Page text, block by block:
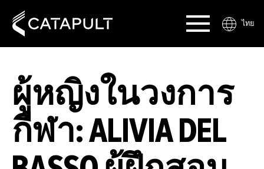
ไทย
ผู้หญิงในวงการ
กีฬา: ALIVIA DEL